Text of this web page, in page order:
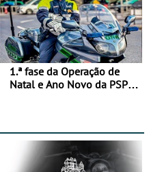
1.ª fase da Operação de
Natal e Ano Novo da PSP e